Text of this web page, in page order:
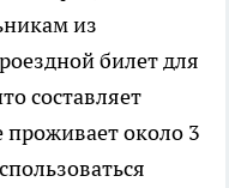
из
билет для
составляет
проживает около 3